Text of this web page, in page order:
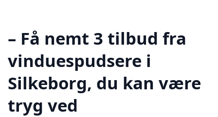
– Få nemt 3 tilbud fra
vinduespudsere i
Silkeborg, du kan være
tryg ved